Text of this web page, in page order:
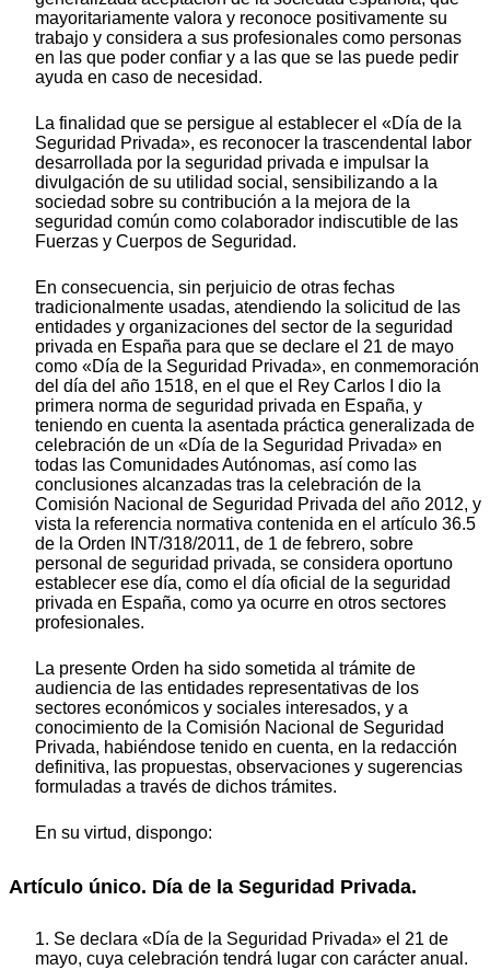
mayoritariamente valora y reconoce positivamente su
trabajo y considera a sus profesionales como personas
en las que poder confiar y a las que se las puede pedir
ayuda en caso de necesidad.
La finalidad que se persigue al establecer el «Día de la
Seguridad Privada», es reconocer la trascendental labor
desarrollada por la seguridad privada e impulsar la
divulgación de su utilidad social, sensibilizando a la
sociedad sobre su contribución a la mejora de la
seguridad común como colaborador indiscutible de las
Fuerzas y Cuerpos de Seguridad.
En consecuencia, sin perjuicio de otras fechas
tradicionalmente usadas, atendiendo la solicitud de las
entidades y organizaciones del sector de la seguridad
privada en España para que se declare el 21 de mayo
como «Día de la Seguridad Privada», en conmemoración
del día del año 1518, en el que el Rey Carlos I dio la
primera norma de seguridad privada en España, y
teniendo en cuenta la asentada práctica generalizada de
celebración de un «Día de la Seguridad Privada» en
todas las Comunidades Autónomas, así como las
conclusiones alcanzadas tras la celebración de la
Comisión Nacional de Seguridad Privada del año 2012, y
vista la referencia normativa contenida en el artículo 36.5
de la Orden INT/318/2011, de 1 de febrero, sobre
personal de seguridad privada, se considera oportuno
establecer ese día, como el día oficial de la seguridad
privada en España, como ya ocurre en otros sectores
profesionales.
La presente Orden ha sido sometida al trámite de
audiencia de las entidades representativas de los
sectores económicos y sociales interesados, y a
conocimiento de la Comisión Nacional de Seguridad
Privada, habiéndose tenido en cuenta, en la redacción
definitiva, las propuestas, observaciones y sugerencias
formuladas a través de dichos trámites.
En su virtud, dispongo:
Artículo único. Día de la Seguridad Privada.
1. Se declara «Día de la Seguridad Privada» el 21 de
mayo, cuya celebración tendrá lugar con carácter anual.